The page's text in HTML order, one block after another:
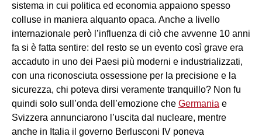
sistema in cui politica ed economia appaiono spesso
colluse in maniera alquanto opaca. Anche a livello
internazionale però l’influenza di ciò che avvenne 10 anni
fa si è fatta sentire: del resto se un evento così grave era
accaduto in uno dei Paesi più moderni e industrializzati,
con una riconosciuta ossessione per la precisione e la
sicurezza, chi poteva dirsi veramente tranquillo? Non fu
quindi solo sull’onda dell’emozione che Germania e
Svizzera annunciarono l’uscita dal nucleare, mentre
anche in Italia il governo Berlusconi IV poneva